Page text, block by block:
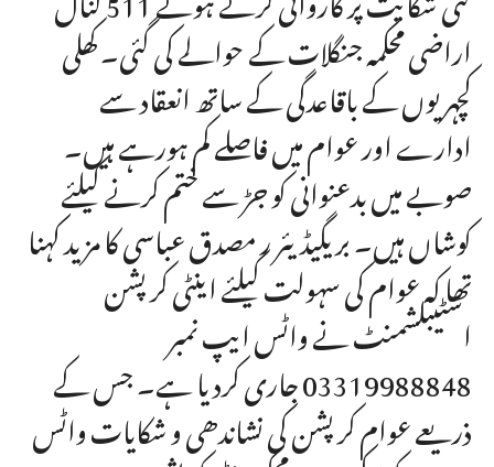
اراضی محکمہ جنگلات کے حوالے کی گئی۔ کھلی
کچہریوں کے باقاعدگی کے ساتھ انعقاد سے
ادارے اور عوام میں فاصلے کم ہورہے ہیں۔
صوبے میں بدعنوانی کو جڑ سے ختم کرنے کیلئے
کوشاں ہیں۔ بریگیڈیئر ر مصدق عباسی کا مزید کہنا
تھا کہ عوام کی سہولت کیلئے اینٹی کرپشن
اسٹیبلشمنٹ نے واٹس ایپ نمبر
03319988848 جاری کردیا ہے۔ جس کے
ذریعے عوام کرپشن کی نشاندھی و شکایات واٹس